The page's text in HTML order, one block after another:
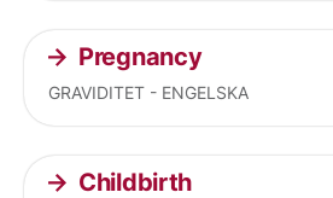
Pregnancy
GRAVIDITET - ENGELSKA
Childbirth